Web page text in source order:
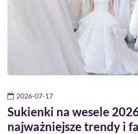
2026-07-17
Sukienki na wesele
najważniejsze trendy i